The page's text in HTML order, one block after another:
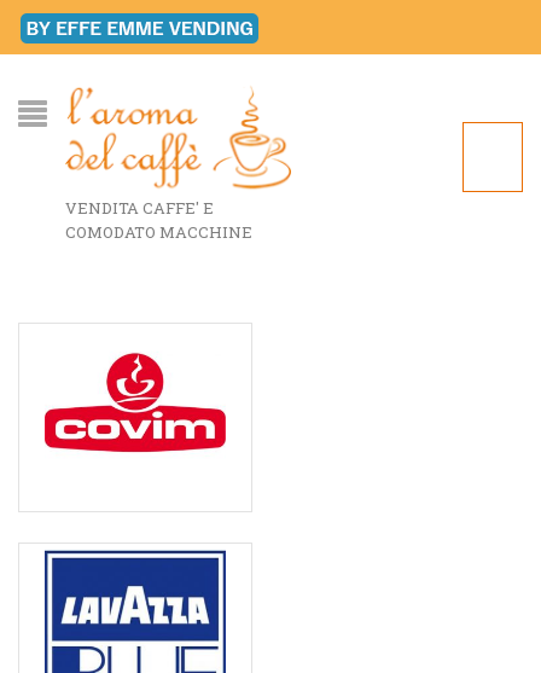
VENDITA CAFFE' E
COMODATO MACCHINE